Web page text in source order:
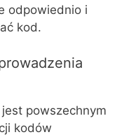
odpowiednio i
kod.
powszechnym
kodów